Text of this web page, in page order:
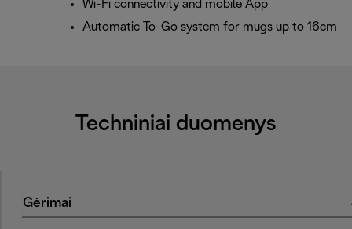
Wi-Fi connectivity and mobile App
Automatic To-Go system for mugs up to 16cm
Techniniai duomenys
Gėrimai